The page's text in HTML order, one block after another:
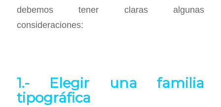
debemos tener claras algunas
consideraciones:
1.- Elegir una familia
tipográfica